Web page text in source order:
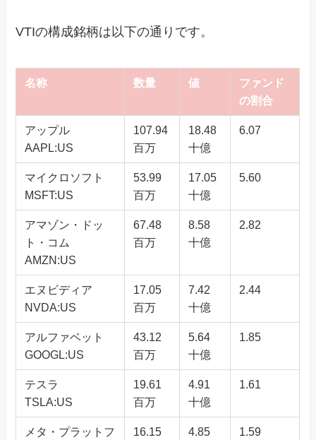
VTIの構成銘柄は以下の通りです。
名称 数量 値
ファンド
の割合
アップル
AAPL:US
107.94
百万
18.48
十億
6.07
マイクロソフト
MSFT:US
53.99
百万
17.05
十億
5.60
アマゾン・ドッ
ト・コム
AMZN:US
67.48
百万
8.58
十億
2.82
エヌビディア
NVDA:US
17.05
百万
7.42
十億
2.44
アルファベット
GOOGL:US
43.12
百万
5.64
十億
1.85
テスラ
TSLA:US
19.61
百万
4.91
十億
1.61
メタ・プラットフ
16.15
4.85
1.59